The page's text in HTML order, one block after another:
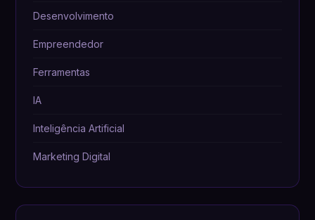
Desenvolvimento
Empreendedor
Ferramentas
IA
Inteligência Artificial
Marketing Digital